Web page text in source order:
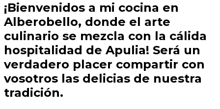
¡Bienvenidos a mi cocina en
Alberobello, donde el arte
culinario se mezcla con la cálida
hospitalidad de Apulia! Será un
verdadero placer compartir con
vosotros las delicias de nuestra
tradición.